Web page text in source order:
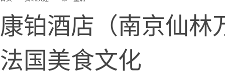
康铂酒店（南京仙林
法国美食文化